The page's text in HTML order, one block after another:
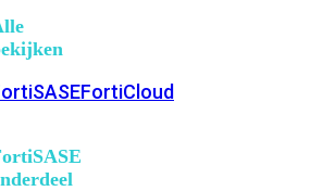
FortiCloud